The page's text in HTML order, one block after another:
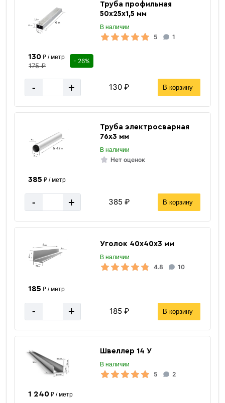
Труба профильная
50х25х1,5 мм
В наличии
5 1
130₽ / метр
175 ₽
- 26%
- + 130 ₽ В корзину
Труба электросварная
76х3 мм
В наличии
Нет оценок
385 ₽ / метр
- + 385 ₽ В корзину
Уголок 40х40х3 мм
В наличии
4.8 10
185 ₽ / метр
- + 185 ₽ В корзину
Швеллер 14 У
В наличии
5 2
1 240₽ / метр